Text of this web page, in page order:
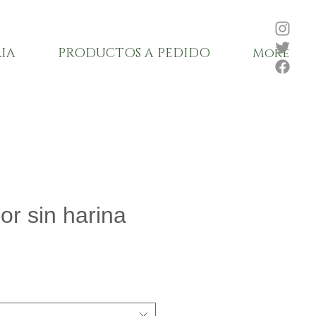
PRODUCTOS A PEDIDO More
sin harina